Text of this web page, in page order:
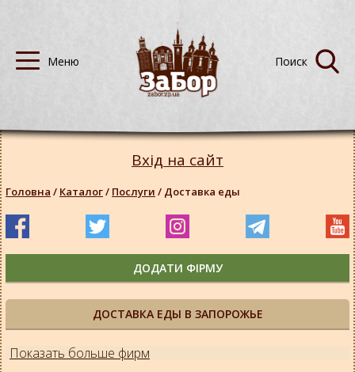
ДОСТАВКА ЕДЫ В ЗАПОРОЖЬЕ
Показать больше фирм
Вхід на сайт
Головна / Каталог/ Послуги / Доставка еды
ДОДАТИ ФІРМУ